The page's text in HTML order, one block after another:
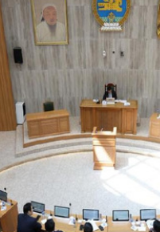
ГАЗАРТ
ШИЛЖҮҮЛСЭН БОЛ 20
ТАТВАР СУУТГАНА